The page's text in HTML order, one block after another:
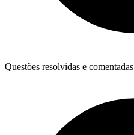
Questões resolvidas e comentadas